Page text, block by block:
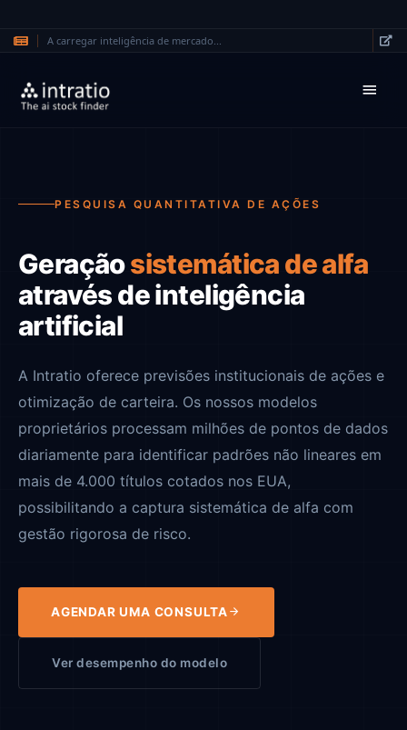
A carregar inteligência de mercado...
PESQUISA QUANTITATIVA DE AÇÕES
Geraçãosistemática de alfa
através de inteligência
artificial
A Intratio oferece previsões institucionais de ações e
otimização de carteira. Os nossos modelos
proprietários processam milhões de pontos de dados
diariamente para identificar padrões não lineares em
mais de 4.000 títulos cotados nos EUA,
possibilitando a captura sistemática de alfa com
gestão rigorosa de risco.
AGENDAR UMA CONSULTA
Ver desempenho do modelo